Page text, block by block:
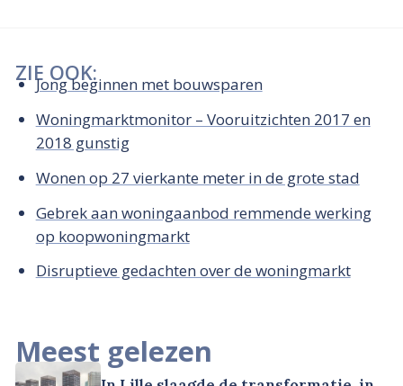
ZIE OOK:
Jong beginnen met bouwsparen
Woningmarktmonitor – Vooruitzichten 2017 en
2018 gunstig
Wonen op 27 vierkante meter in de grote stad
Gebrek aan woningaanbod remmende werking
op koopwoningmarkt
Disruptieve gedachten over de woningmarkt
Meest gelezen